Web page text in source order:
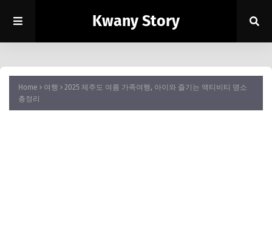
Kwany Story
Home 여행
2025 제주도 여름 가족여행, 아이와 즐기는 액티비티 명소
총정리